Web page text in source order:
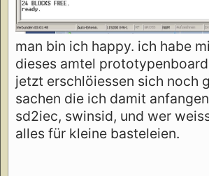
man bin ich happy. ich habe
dieses amtel
jetzt erschlöiessen sich noch
sachen die ich damit
sd2iec, swinsid, und wer
alles für kleine basteleien.